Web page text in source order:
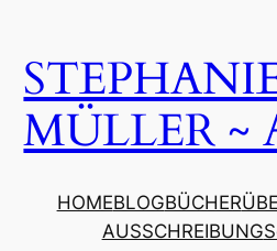
springen
MÜLLER ~
HOMEBLOGBÜCHER
AUSSCHREIBUNG